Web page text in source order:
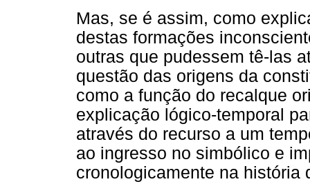
Mas, se é assim, como
destas formações
outras que pudessem tê-las
questão das origens da
como a função do recalque
explicação lógico-temporal
através do recurso a um
ao ingresso no simbólico e
cronologicamente na história